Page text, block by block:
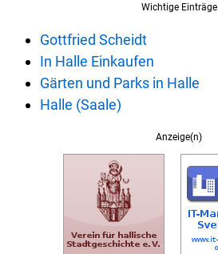
Wichtige Einträge
Gottfried Scheidt
In Halle Einkaufen
Gärten und Parks in Halle
Halle (Saale)
Anzeige(n)